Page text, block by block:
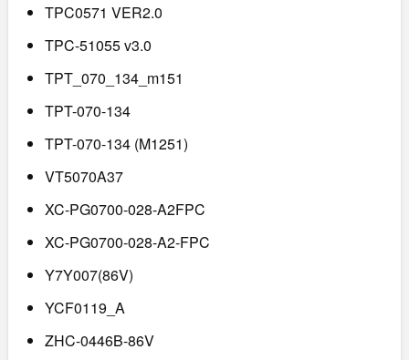
TPC0571 VER2.0
TPC-51055 v3.0
TPT_070_134_m151
TPT-070-134
TPT-070-134 (M1251)
VT5070A37
XC-PG0700-028-A2FPC
XC-PG0700-028-A2-FPC
Y7Y007(86V)
YCF0119_A
ZHC-0446B-86V